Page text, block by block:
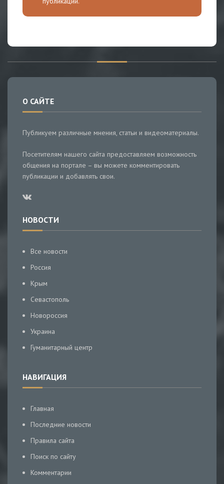
О САЙТЕ
Публикуем различные мнения, статьи и видеоматериалы.
Посетителям нашего сайта предоставляем возможность
общения на портале – вы можете комментировать
публикации и добавлять свои.
НОВОСТИ
Все новости
Россия
Крым
Севастополь
Новороссия
Украина
Гуманитарный центр
НАВИГАЦИЯ
Главная
Последние новости
Правила сайта
Поиск по сайту
Комментарии